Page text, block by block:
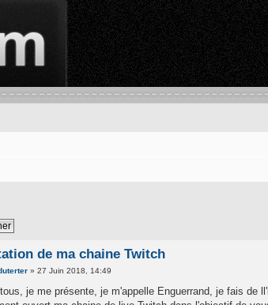
de ma chaine Twitch
» 27 Juin 2018, 14:49
je me présente, je m'appelle Enguerrand, je fais de